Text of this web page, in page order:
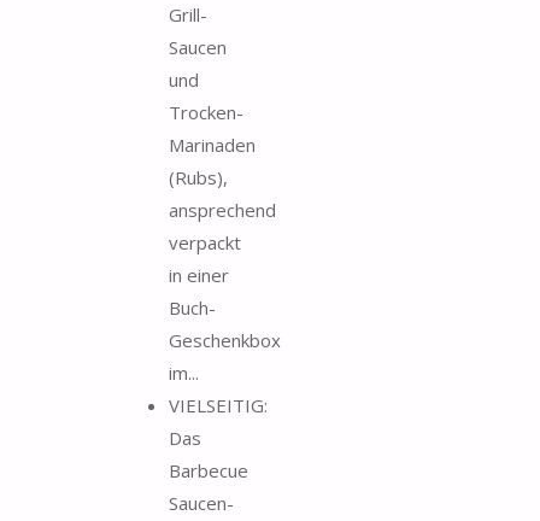
Grill-
Saucen
und
Trocken-
Marinaden
(Rubs),
ansprechend
verpackt
in einer
Buch-
Geschenkbox
im...
VIELSEITIG:
Das
Barbecue
Saucen-